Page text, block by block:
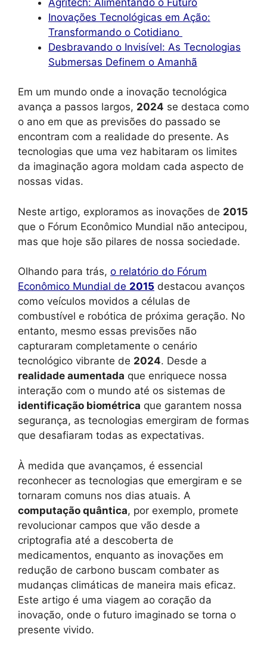
Inovações Tecnológicas em Ação:
Transformando o Cotidiano
Desbravando o Invisível: As Tecnologias
Submersas Definem o Amanhã
Em um mundo onde a inovação tecnológica
avança a passos largos, 2024 se destaca como
o ano em que as previsões do passado se
encontram com a realidade do presente. As
tecnologias que uma vez habitaram os limites
da imaginação agora moldam cada aspecto de
nossas vidas.
Neste artigo, exploramos as inovações de 2015
que o Fórum Econômico Mundial não antecipou,
mas que hoje são pilares de nossa sociedade.
Olhando para trás, o relatório do Fórum
Econômico Mundial de 2015 destacou avanços
como veículos movidos a células de
combustível e robótica de próxima geração. No
entanto, mesmo essas previsões não
capturaram completamente o cenário
tecnológico vibrante de 2024. Desde a
realidade aumentada que enriquece nossa
interação com o mundo até os sistemas de
identificação biométrica que garantem nossa
segurança, as tecnologias emergiram de formas
que desafiaram todas as expectativas.
À medida que avançamos, é essencial
reconhecer as tecnologias que emergiram e se
tornaram comuns nos dias atuais. A
computação quântica, por exemplo, promete
revolucionar campos que vão desde a
criptografia até a descoberta de
medicamentos, enquanto as inovações em
redução de carbono buscam combater as
mudanças climáticas de maneira mais eficaz.
Este artigo é uma viagem ao coração da
inovação, onde o futuro imaginado se torna o
presente vivido.